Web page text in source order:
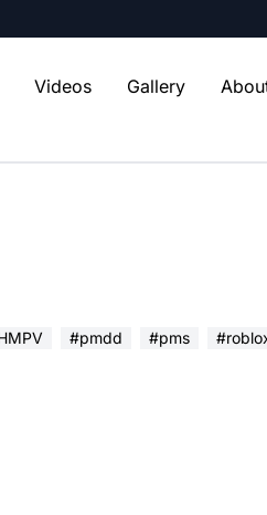
Videos Gallery
#pmdd #pms